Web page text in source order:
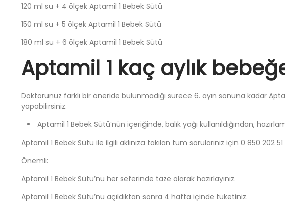
120 ml su + 4 ölçek Aptamil 1 Bebek Sütü
150 ml su + 5 ölçek Aptamil 1 Bebek Sütü
180 ml su + 6 ölçek Aptamil 1 Bebek Sütü
Aptamil 1 kaç aylık
Doktorunuz farklı bir öneride bulunmadığı sürece 6. ayın sonuna kadar
yapabilirsiniz.
Aptamil 1 Bebek Sütü’nün içeriğinde, balık yağı kullanıldığından,
Aptamil 1 Bebek Sütü ile ilgili aklınıza takılan tüm sorularınız için 0 850 202
Önemli:
Aptamil 1 Bebek Sütü’nü her seferinde taze olarak hazırlayınız.
Aptamil 1 Bebek Sütü’nü açıldıktan sonra 4 hafta içinde tüketiniz.